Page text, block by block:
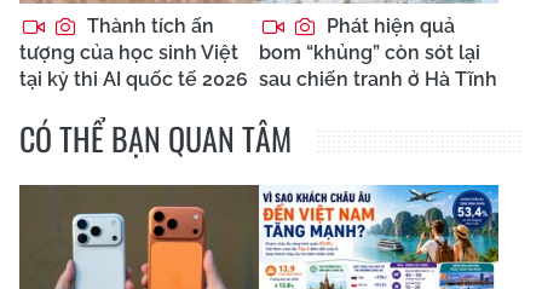
Thành tích ấn
tượng của học sinh Việt
tại kỳ thi AI quốc tế 2026
Phát hiện quả
bom “khủng” còn sót lại
sau chiến tranh ở Hà Tĩnh
CÓ THỂ BẠN QUAN TÂM